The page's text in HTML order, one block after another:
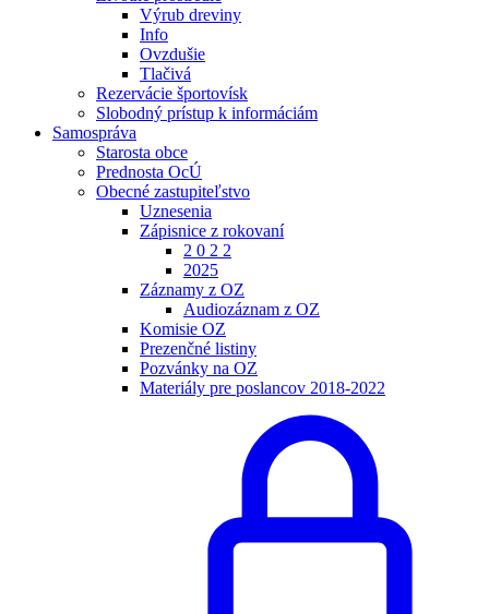
Výrub dreviny
Info
Ovzdušie
Tlačivá
Rezervácie športovísk
Slobodný prístup k informáciám
Samospráva
Starosta obce
Prednosta OcÚ
Obecné zastupiteľstvo
Uznesenia
Zápisnice z rokovaní
2 0 2 2
2025
Záznamy z OZ
Audiozáznam z OZ
Komisie OZ
Prezenčné listiny
Pozvánky na OZ
Materiály pre poslancov 2018-2022